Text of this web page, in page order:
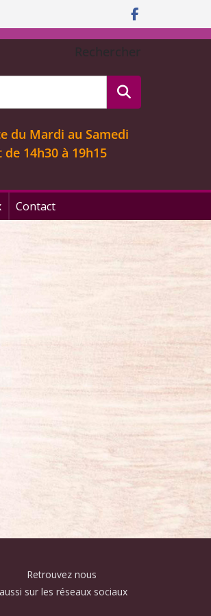
Rechercher
du Mardi au Samedi
de 14h30 à 19h15
Contact
Retrouvez nous
aussi sur les réseaux sociaux